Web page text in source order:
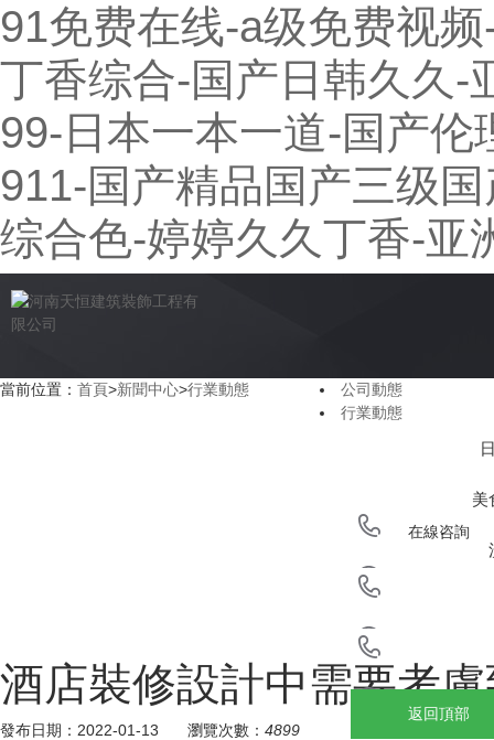
91免费在线-a级免费视
丁香综合-国产日韩久久-
99-日本一本一道-国产
911-国产精品国产三级
综合色-婷婷久久丁香-亚
美
當前位置： 首頁>新聞中心>行業動態
公司動態
行業動態
酒店裝修設計中需要考
發布日期：2022-01-13 瀏覽次數： 4899
在線咨詢
返回頂部